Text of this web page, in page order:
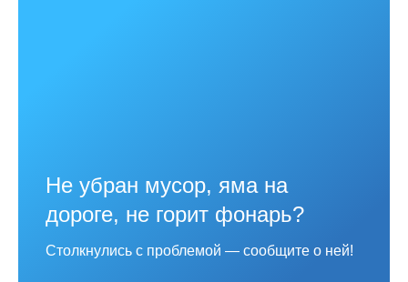
Не убран мусор, яма на
дороге, не горит фонарь?
Столкнулись с проблемой — сообщите о ней!